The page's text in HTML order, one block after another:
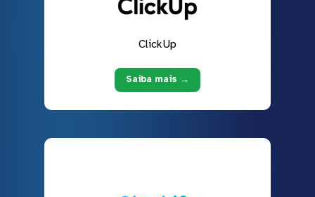
ClickUp
Saiba mais →